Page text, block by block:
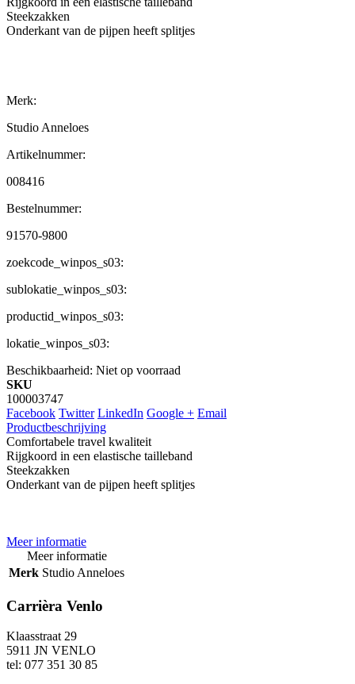
Steekzakken
Onderkant van de pijpen heeft splitjes
Merk:
Studio Anneloes
Artikelnummer:
008416
Bestelnummer:
91570-9800
zoekcode_winpos_s03:
sublokatie_winpos_s03:
productid_winpos_s03:
lokatie_winpos_s03:
Beschikbaarheid: Niet op voorraad
SKU
100003747
Facebook Twitter LinkedIn Google + Email
Productbeschrijving
Comfortabele travel kwaliteit
Rijgkoord in een elastische tailleband
Steekzakken
Onderkant van de pijpen heeft splitjes
Meer informatie
Meer informatie
Merk Studio Anneloes
Carrièra Venlo
Klaasstraat 29
5911 JN VENLO
tel: 077 351 30 85